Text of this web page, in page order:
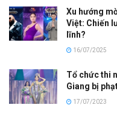
Xu hướng
Việt: Chiến
lĩnh?
16/07/2025
Tổ chức thi
Giang bị
17/07/2023